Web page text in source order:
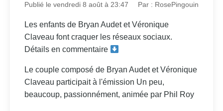
Publié le vendredi 8 août à 23:47 Par : RosePingouin
Les enfants de Bryan Audet et Véronique
Claveau font craquer les réseaux sociaux.
Détails en commentaire
Le couple composé de Bryan Audet et Véronique
Claveau participait à l'émission Un peu,
beaucoup, passionnément, animée par Phil Roy